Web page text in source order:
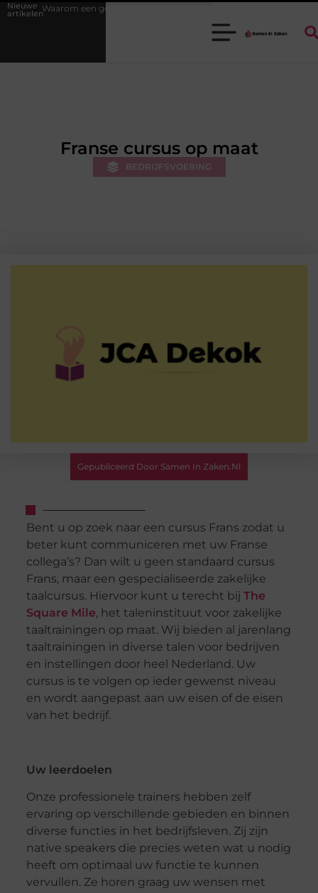
Nieuwe
artikelen
goede stukadoorgroothandel het werk van de stukadoor makkelijker
Franse cursus op maat
BEDRIJFSVOERING
Gepubliceerd Door Samen In Zaken.nl
Bent u op zoek naar een cursus Frans zodat u
beter kunt communiceren met uw Franse
collega’s? Dan wilt u geen standaard cursus
Frans, maar een gespecialiseerde zakelijke
taalcursus. Hiervoor kunt u terecht bij The
Square Mile, het taleninstituut voor zakelijke
taaltrainingen op maat. Wij bieden al jarenlang
taaltrainingen in diverse talen voor bedrijven
en instellingen door heel Nederland. Uw
cursus is te volgen op ieder gewenst niveau
en wordt aangepast aan uw eisen of de eisen
van het bedrijf.
Uw leerdoelen
Onze professionele trainers hebben zelf
ervaring op verschillende gebieden en binnen
diverse functies in het bedrijfsleven. Zij zijn
native speakers die precies weten wat u nodig
heeft om optimaal uw functie te kunnen
vervullen. Ze horen graag uw wensen met